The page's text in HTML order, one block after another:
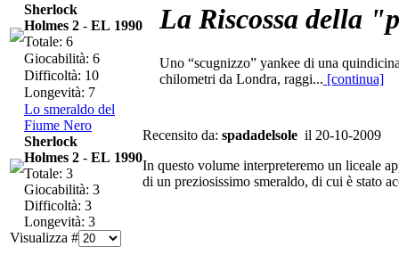
La Riscossa della
Uno “scugnizzo” yankee di una
chilometri da Londra, raggi... [continua]
Sherlock
Holmes 2 - EL 1990
Totale: 6
Giocabilità: 6
Difficoltà: 10
Longevità: 7
Lo smeraldo del
Fiume Nero
Recensito da: spadadelsole il 20-10-2009
In questo volume interpreteremo un liceale
di un preziosissimo smeraldo, di cui è stato
Sherlock
Holmes 2 - EL 1990
Totale: 3
Giocabilità: 3
Difficoltà: 3
Longevità: 3
Visualizza #